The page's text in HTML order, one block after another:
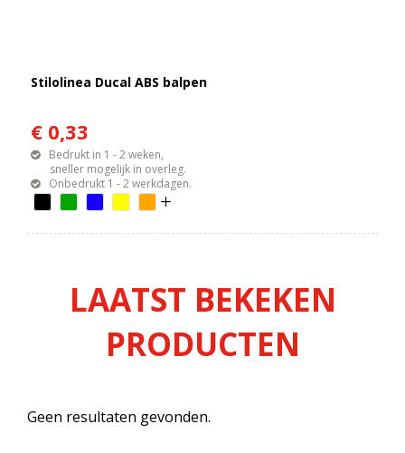
Stilolinea Ducal ABS balpen
€ 0,33
Bedrukt in 1 - 2 weken,
sneller mogelijk in overleg.
Onbedrukt 1 - 2 werkdagen.
LAATST BEKEKEN
PRODUCTEN
Geen resultaten gevonden.